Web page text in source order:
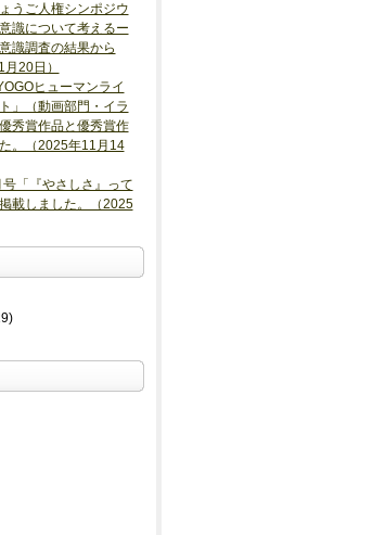
うご人権シンポジウ
識について考えるー
識調査の結果から
20日）
ヒューマンライ
」（動画部門・イラ
秀賞作品と優秀賞作
。（2025年11月14
「『やさしさ』って
載しました。（2025